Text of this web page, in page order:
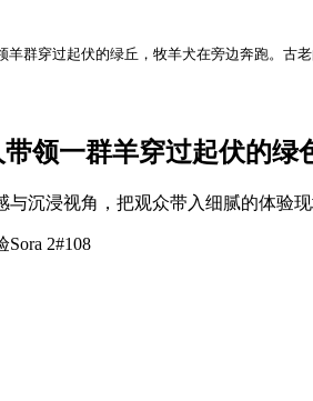
羊群穿过起伏的绿丘，牧羊犬在旁边奔跑。古
领一群羊穿过起伏的绿
与沉浸视角，把观众带入细腻的体验现
Sora 2#108